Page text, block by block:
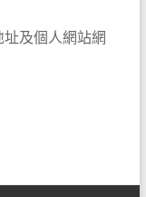
及個人網站網